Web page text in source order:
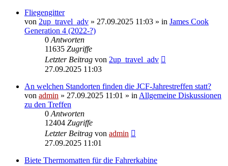
Fliegengitter
von 2up_travel_adv » 27.09.2025 11:03 » in James Cook
Generation 4 (2022-?)
0 Antworten
11635 Zugriffe
Letzter Beitrag von 2up_travel_adv
27.09.2025 11:03
An welchen Standorten finden die JCF-Jahrestreffen statt?
von admin » 27.09.2025 11:01 » in Allgemeine Diskussionen
zu den Treffen
0 Antworten
12404 Zugriffe
Letzter Beitrag von admin
27.09.2025 11:01
Biete Thermomatten für die Fahrerkabine